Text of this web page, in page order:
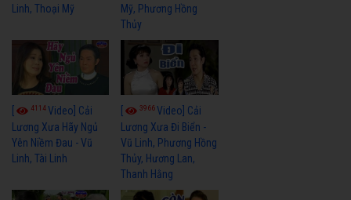
Linh, Thoại Mỹ
Mỹ, Phương Hồng
Thủy
4114Video] Cải
Lương Xưa Hãy Ngủ
Yên Niềm Đau - Vũ
Linh, Tài Linh
3966Video] Cải
Lương Xưa Đi Biển -
Vũ Linh, Phương Hồng
Thủy, Hương Lan,
Thanh Hằng